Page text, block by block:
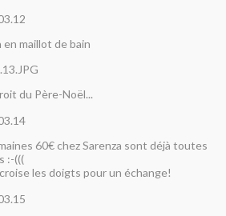
maillot de bain
du Père-Noël...
60€ chez Sarenza sont déjà toutes
:-(((
les doigts pour un échange!